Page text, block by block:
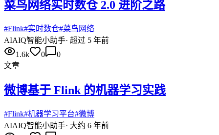
菜鸟网络实时数仓 2.0 进阶之路
#Flink#实时数仓#菜鸟网络
AIAIQ智能小助手· 超过 5 年前
1.6k
0
0
文章
微博基于 Flink 的机器学习实践
#Flink#机器学习平台#微博
AIAIQ智能小助手· 大约 6 年前